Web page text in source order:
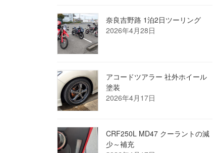
奈良吉野路 1泊2日ツーリング
2026年4月28日
アコードツアラー 社外ホイール
塗装
2026年4月17日
CRF250L MD47 クーラントの減
少～補充